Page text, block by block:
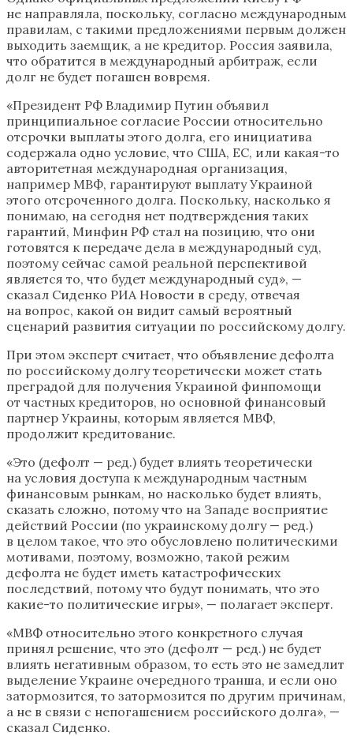
не направляла, поскольку, согласно международным
правилам, с такими предложениями первым должен
выходить заемщик, а не кредитор. Россия заявила,
что обратится в международный арбитраж, если
долг не будет погашен вовремя.
«Президент РФ Владимир Путин объявил
принципиальное согласие России относительно
отсрочки выплаты этого долга, его инициатива
содержала одно условие, что США, ЕС, или какая-то
авторитетная международная организация,
например МВФ, гарантируют выплату Украиной
этого отсроченного долга. Поскольку, насколько я
понимаю, на сегодня нет подтверждения таких
гарантий, Минфин РФ стал на позицию, что они
готовятся к передаче дела в международный суд,
поэтому сейчас самой реальной перспективой
является то, что будет международный суд», —
сказал Сиденко РИА Новости в среду, отвечая
на вопрос, какой он видит самый вероятный
сценарий развития ситуации по российскому долгу.
При этом эксперт считает, что объявление дефолта
по российскому долгу теоретически может стать
преградой для получения Украиной финпомощи
от частных кредиторов, но основной финансовый
партнер Украины, которым является МВФ,
продолжит кредитование.
«Это (дефолт — ред.) будет влиять теоретически
на условия доступа к международным частным
финансовым рынкам, но насколько будет влиять,
сказать сложно, потому что на Западе восприятие
действий России (по украинскому долгу — ред.)
в целом такое, что это обусловлено политическими
мотивами, поэтому, возможно, такой режим
дефолта не будет иметь катастрофических
последствий, потому что будут понимать, что это
какие-то политические игры», — полагает эксперт.
«МВФ относительно этого конкретного случая
принял решение, что это (дефолт — ред.) не будет
влиять негативным образом, то есть это не замедлит
выделение Украине очередного транша, и если оно
затормозится, то затормозится по другим причинам,
а не в связи с непогашением российского долга», —
сказал Сиденко.